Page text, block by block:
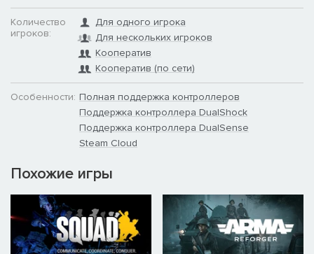
Мы передаем бойцам пистолеты FN 509 и карабины MP17 и
DDM4 PDW из последних поставок, чтобы обеспечить
безопасность при ликвидации последствий стихийного
бедствия в условиях непредсказуемой обстановки и узких
Количество
игроков:
Для одного игрока
Для нескольких игроков
Кооператив
Кооператив (по сети)
Особенности: Полная поддержка контроллеров
Поддержка контроллера DualShock
Поддержка контроллера DualSense
Steam Cloud
Похожие игры